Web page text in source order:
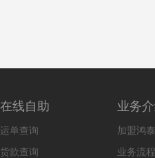
在线自助
运单查询
货款查询
业务
加盟鸿泰
业务流程